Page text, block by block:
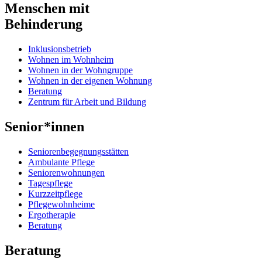
Menschen mit
Behinderung
Inklusionsbetrieb
Wohnen im Wohnheim
Wohnen in der Wohngruppe
Wohnen in der eigenen Wohnung
Beratung
Zentrum für Arbeit und Bildung
Senior*innen
Seniorenbegegnungsstätten
Ambulante Pflege
Seniorenwohnungen
Tagespflege
Kurzzeitpflege
Pflegewohnheime
Ergotherapie
Beratung
Beratung